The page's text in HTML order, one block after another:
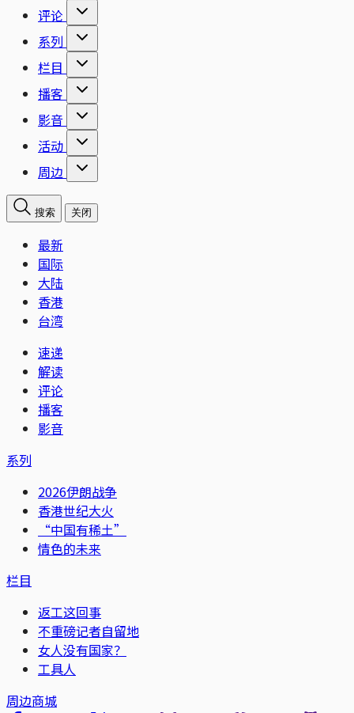
评论
系列
栏目
播客
影音
活动
周边
搜索 关闭
最新
国际
大陆
香港
台湾
速递
解读
评论
播客
影音
系列
2026伊朗战争
香港世纪大火
“中国有稀土”
情色的未来
栏目
返工这回事
不重磅记者自留地
女人没有国家？
工具人
周边商城